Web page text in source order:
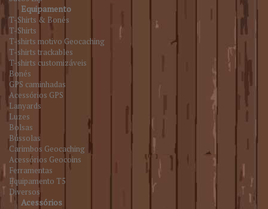
Equipamento
T-Shirts & Bonés
T-Shirts
T-shirts motivo Geocaching
T-shirts trackables
T-shirts customizáveis
Bonés
GPS caminhadas
Acessórios GPS
Lanyards
Luzes
Bolsas
Bússolas
Carimbos Geocaching
Acessórios Geocoins
Ferramentas
Equipamento T5
Diversos
Acessórios